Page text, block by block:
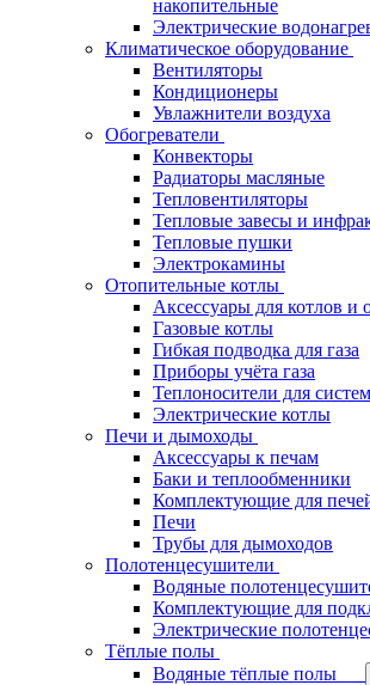
накопительные
Электрические
Климатическое оборудование
Вентиляторы
Кондиционеры
Увлажнители воздуха
Обогреватели
Конвекторы
Радиаторы масляные
Тепловентиляторы
Тепловые завесы и
Тепловые пушки
Электрокамины
Отопительные котлы
Аксессуары для котлов и
Газовые котлы
Гибкая подводка для газа
Приборы учёта газа
Теплоносители для
Электрические котлы
Печи и дымоходы
Аксессуары к печам
Баки и теплообменники
Комплектующие для
Печи
Трубы для дымоходов
Полотенцесушители
Водяные
Комплектующие для
Электрические
Тёплые полы
Водяные тёплые полы